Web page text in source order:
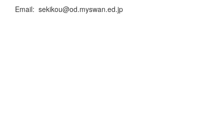
Email: sekikou@od.myswan.ed.jp